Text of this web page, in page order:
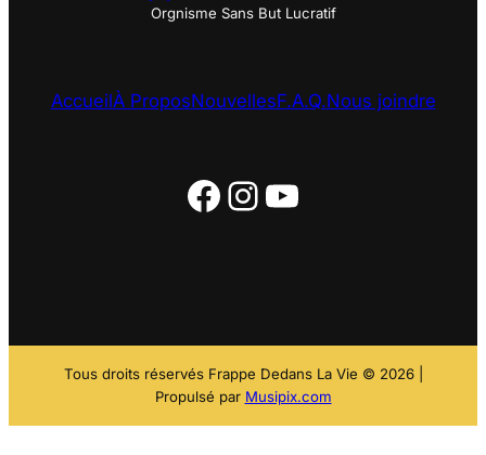
Orgnisme Sans But Lucratif
AccueilÀ ProposNouvellesF.A.Q.Nous joindre
Facebook
Instagram
YouTube
Tous droits réservés Frappe Dedans La Vie © 2026 |
Propulsé par Musipix.com